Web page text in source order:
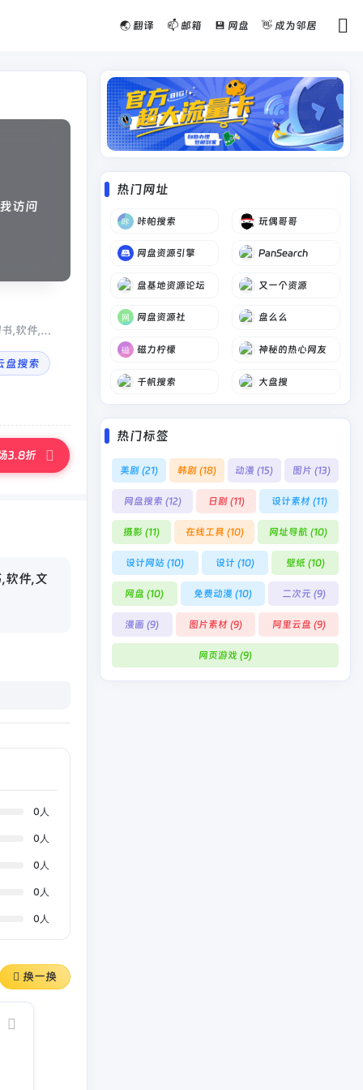
🌏 翻译 📫 邮箱 💾 网盘 👋 成为邻居
访问
,软件,文
盘搜索
3.8折
软件,文
0 人
0 人
0 人
0 人
0 人
换一换
热门网址
咔帕搜索 玩偶哥哥
网盘资源引擎 PanSearch
盘基地资源论坛 又一个资源
网盘资源社 盘么么
磁力柠檬 神秘的热心网友
千帆搜索 大盘搜
热门标签
美剧 (21) 韩剧 (18) 动漫 (15) 图片 (13)
网盘搜索 (12) 日剧 (11) 设计素材 (11)
摄影 (11) 在线工具 (10) 网址导航 (10)
设计网站 (10) 设计 (10) 壁纸 (10)
网盘 (10) 免费动漫 (10) 二次元 (9)
漫画 (9) 图片素材 (9) 阿里云盘 (9)
网页游戏 (9)